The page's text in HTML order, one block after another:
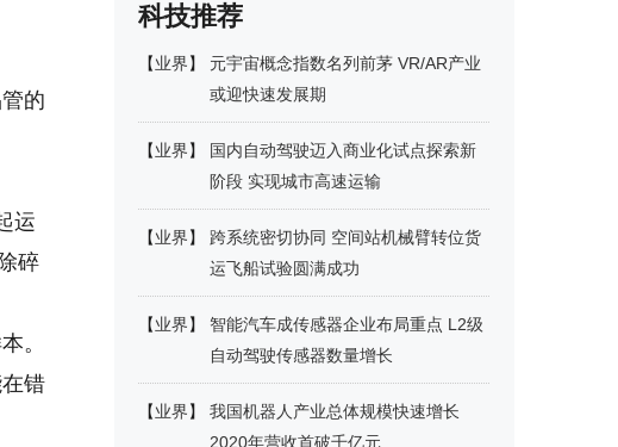
的
运
碎
。
错
科技推荐
【业界】
元宇宙概念指数名列前茅 VR/AR产业
或迎快速发展期
【业界】
国内自动驾驶迈入商业化试点探索新
阶段 实现城市高速运输
【业界】
跨系统密切协同 空间站机械臂转位货
运飞船试验圆满成功
【业界】
智能汽车成传感器企业布局重点 L2级
自动驾驶传感器数量增长
【业界】
我国机器人产业总体规模快速增长
2020年营收首破千亿元